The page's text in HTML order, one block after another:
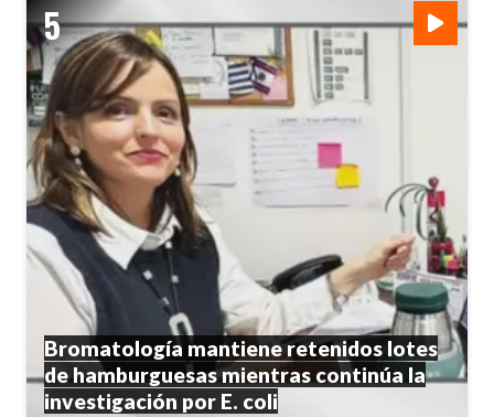
Bromatología mantiene retenidos lotes
de hamburguesas mientras continúa la
investigación por E. coli